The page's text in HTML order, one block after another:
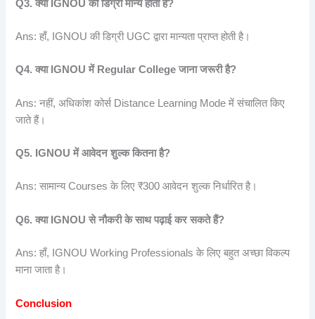
Q3.क्या IGNOUकीडिग्रीमान्यहोतीहै?
Ans: हाँ, IGNOU की डिग्री UGC द्वारा मान्यता प्राप्त होती है।
Q4.क्या IGNOUमें Regular Collegeजानाजरूरीहै?
Ans: नहीं, अधिकांश कोर्स Distance Learning Mode में संचालित किए
जाते हैं।
Q5. IGNOUमेंआवेदनशुल्ककितनाहै?
Ans: सामान्य Courses के लिए ₹300 आवेदन शुल्क निर्धारित है।
Q6.क्या IGNOUसेनौकरीकेसाथपढ़ाईकरसकतेहैं?
Ans: हाँ, IGNOU Working Professionals के लिए बहुत अच्छा विकल्प
माना जाता है।
Conclusion